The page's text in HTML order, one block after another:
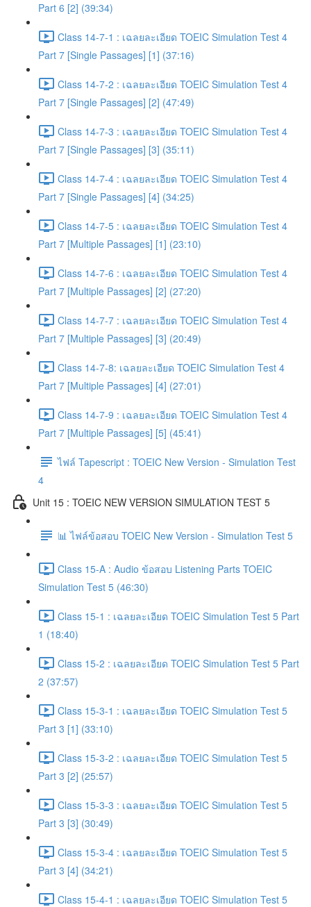
Part 6 [2] (39:34)
Class 14-7-1 : เฉลยละเอียด TOEIC Simulation Test 4
Part 7 [Single Passages] [1] (37:16)
Class 14-7-2 : เฉลยละเอียด TOEIC Simulation Test 4
Part 7 [Single Passages] [2] (47:49)
Class 14-7-3 : เฉลยละเอียด TOEIC Simulation Test 4
Part 7 [Single Passages] [3] (35:11)
Class 14-7-4 : เฉลยละเอียด TOEIC Simulation Test 4
Part 7 [Single Passages] [4] (34:25)
Class 14-7-5 : เฉลยละเอียด TOEIC Simulation Test 4
Part 7 [Multiple Passages] [1] (23:10)
Class 14-7-6 : เฉลยละเอียด TOEIC Simulation Test 4
Part 7 [Multiple Passages] [2] (27:20)
Class 14-7-7 : เฉลยละเอียด TOEIC Simulation Test 4
Part 7 [Multiple Passages] [3] (20:49)
Class 14-7-8: เฉลยละเอียด TOEIC Simulation Test 4
Part 7 [Multiple Passages] [4] (27:01)
Class 14-7-9 : เฉลยละเอียด TOEIC Simulation Test 4
Part 7 [Multiple Passages] [5] (45:41)
ไฟล์ Tapescript : TOEIC New Version - Simulation Test
4
Unit 15 : TOEIC NEW VERSION SIMULATION TEST 5
📊 ไฟล์ข้อสอบ TOEIC New Version - Simulation Test 5
Class 15-A : Audio ข้อสอบ Listening Parts TOEIC
Simulation Test 5 (46:30)
Class 15-1 : เฉลยละเอียด TOEIC Simulation Test 5 Part
1 (18:40)
Class 15-2 : เฉลยละเอียด TOEIC Simulation Test 5 Part
2 (37:57)
Class 15-3-1 : เฉลยละเอียด TOEIC Simulation Test 5
Part 3 [1] (33:10)
Class 15-3-2 : เฉลยละเอียด TOEIC Simulation Test 5
Part 3 [2] (25:57)
Class 15-3-3 : เฉลยละเอียด TOEIC Simulation Test 5
Part 3 [3] (30:49)
Class 15-3-4 : เฉลยละเอียด TOEIC Simulation Test 5
Part 3 [4] (34:21)
Class 15-4-1 : เฉลยละเอียด TOEIC Simulation Test 5